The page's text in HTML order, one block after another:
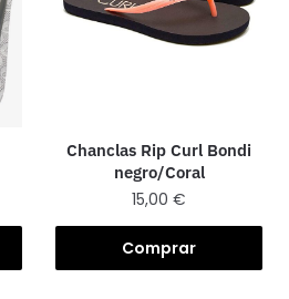
Chanclas Rip Curl Bondi
negro/Coral
15,00€
Comprar